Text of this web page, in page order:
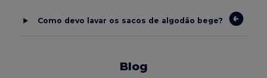
Como devo lavar os sacos de algodão bege?
Blog